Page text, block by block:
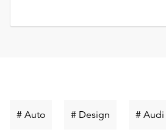
# AutoSchlüsselwort
# Design Schlüsselwort
# Audi